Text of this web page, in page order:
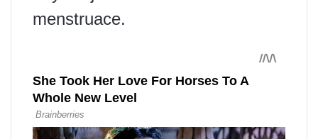
menstruace.